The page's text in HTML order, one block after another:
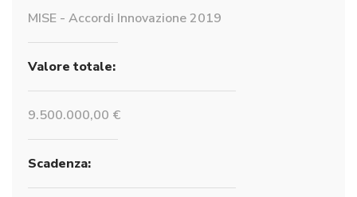
MISE - Accordi Innovazione 2019
Valore totale:
9.500.000,00 €
Scadenza: